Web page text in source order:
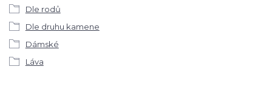
Dle rodů
Dle druhu kamene
Dámské
Láva